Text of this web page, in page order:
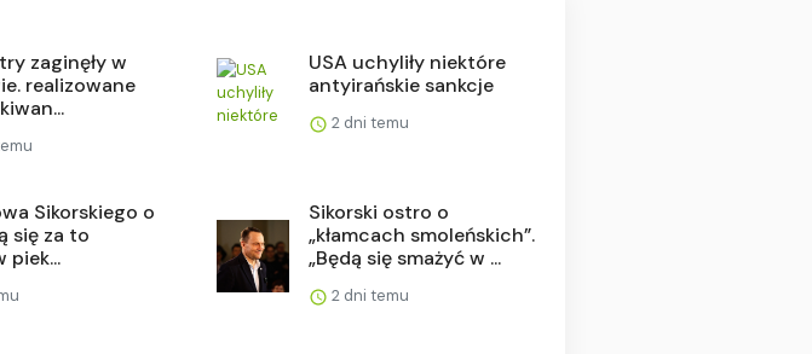
zaginęły w
realizowane
USA uchyliły niektóre
antyirańskie sankcje
2 dni temu
Sikorskiego o
się za to
piek...
Sikorski ostro o
„kłamcach smoleńskich”.
„Będą się smażyć w ...
2 dni temu